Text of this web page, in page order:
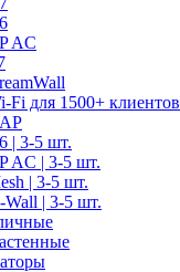
AC
Fi для 1500+ клиентов
| 3-5 шт.
AC | 3-5 шт.
| 3-5 шт.
Wall | 3-5 шт.